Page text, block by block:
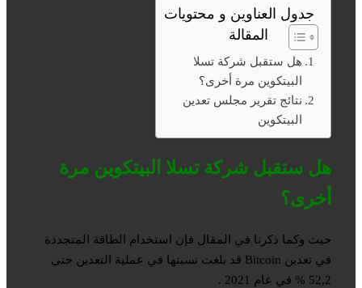
جدول العناوين و محتويات
المقالة
هل ستقبل شركة تسلا
البيتكوين مرة أخرى؟
نتائج تقرير مجلس تعدين
البيتكوين
هل ستقبل شركة تسلا البيتكوين مرة
أخرى؟
حيث وكما ذكرنا في المقال فإن استخدام الطاقة المتجددة
في تعدين Bitcoin قد بلغت نسبتها في عملية التعدين حتى
52,2 % في عام 2021 .